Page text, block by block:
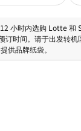
小时内选购 Lotte 和
订时间。请于出发转
供品牌纸袋。